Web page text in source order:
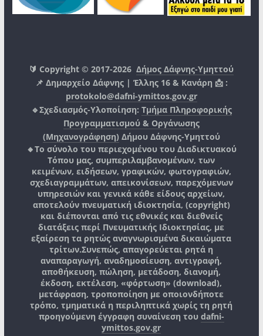
🔰 Copyright © 2017-2026Δήμος Δάφνης-Υμηττού
📌 Δημαρχείο Δάφνης | Έλλης 16 & Κανάρη 📩 :
protokolo@dafni-ymittos.gov.gr
🔹Σχεδιασμός-Υλοποίηση: Τμήμα Πληροφορικής
Προγραμματισμού & Οργάνωσης
(Μηχανογράφηση) Δήμου Δάφνης-Υμηττού
🔸Το σύνολο του περιεχομένου του Διαδικτυακού
Τόπου μας, συμπεριλαμβανομένων, των
κειμένων, ειδήσεων, γραφικών, φωτογραφιών,
σχεδιαγραμμάτων, απεικονίσεων, παρεχόμενων
υπηρεσιών και γενικά κάθε είδους αρχείων,
αποτελούν πνευματική ιδιοκτησία, (copyright)
και διέπονται από τις εθνικές και διεθνείς
διατάξεις περί Πνευματικής Ιδιοκτησίας, με
εξαίρεση τα ρητώς αναγνωρισμένα δικαιώματα
τρίτων.Συνεπώς, απαγορεύεται ρητά η
αναπαραγωγή, αναδημοσίευση, αντιγραφή,
αποθήκευση, πώληση, μετάδοση, διανομή,
έκδοση, εκτέλεση, «φόρτωση» (download),
μετάφραση, τροποποίηση με οποιονδήποτε
τρόπο, τμηματικά η περιληπτικά χωρίς τη ρητή
προηγούμενη έγγραφη συναίνεση του dafni-
ymittos.gov.gr